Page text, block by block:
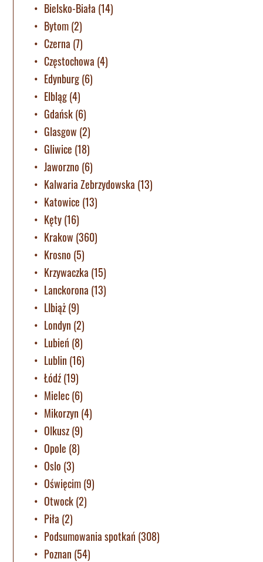
Bielsko-Biała (14)
Bytom(2)
Czerna (7)
Częstochowa (4)
Edynburg(6)
Elbląg(4)
Gdańsk(6)
Glasgow (2)
Gliwice (18)
Jaworzno (6)
Kalwaria Zebrzydowska (13)
Katowice (13)
Kęty(16)
Krakow (360)
Krosno (5)
Krzywaczka (15)
Lanckorona (13)
LIbiąż(9)
Londyn (2)
Lubień (8)
Lublin (16)
Łódź(19)
Mielec(6)
Mikorzyn (4)
Olkusz(9)
Opole (8)
Oslo (3)
Oświęcim(9)
Otwock(2)
Piła (2)
Podsumowania spotkań (308)
Poznan (54)